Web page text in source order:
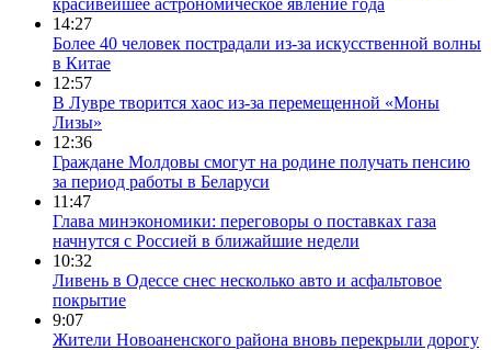
14:27
Более 40 человек пострадали из-за искусственной волны
в Китае
12:57
В Лувре творится хаос из-за перемещенной «Моны
Лизы»
12:36
Граждане Молдовы смогут на родине получать пенсию
за период работы в Беларуси
11:47
Глава минэкономики: переговоры о поставках газа
начнутся с Россией в ближайшие недели
10:32
Ливень в Одессе снес несколько авто и асфальтовое
покрытие
9:07
Жители Новоаненского района вновь перекрыли дорогу